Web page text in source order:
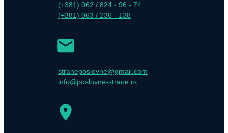
(+381) 062 / 824 - 96 - 74
(+381) 063 / 236 - 138
straneposlovne@gmail.com
info@poslovne-strane.rs